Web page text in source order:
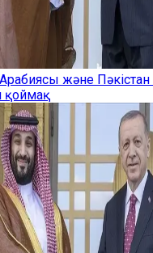
және
қоймақ